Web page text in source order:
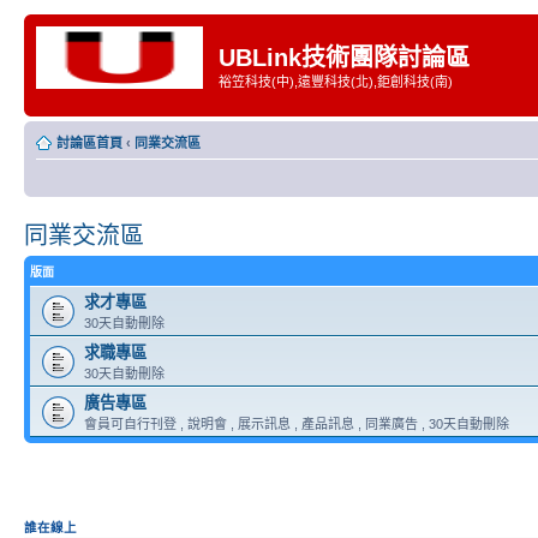
UBLink技術團隊討論區
裕笠科技(中),遠豐科技(北),鉅創科技(南)
討論區首頁 ‹ 同業交流區
同業交流區
版面
求才專區
30天自動刪除
求職專區
30天自動刪除
廣告專區
會員可自行刊登 , 說明會 , 展示訊息 , 產品訊息 , 同業廣告 , 30天自動刪除
誰在線上